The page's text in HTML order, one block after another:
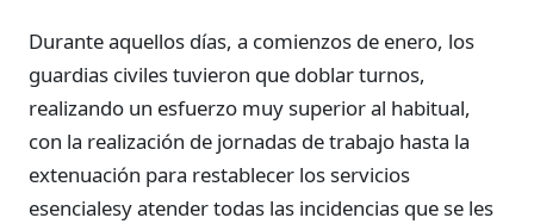
Durante aquellos días, a comienzos de enero, los
guardias civiles tuvieron que doblar turnos,
realizando un esfuerzo muy superior al habitual,
con la realización de jornadas de trabajo hasta la
extenuación para restablecer los servicios
esencialesy atender todas las incidencias que se les